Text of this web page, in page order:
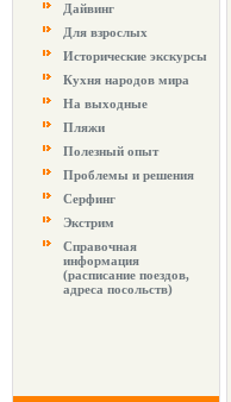
Дайвинг
Для взрослых
Исторические экскурсы
Кухня народов мира
На выходные
Пляжи
Полезный опыт
Проблемы и решения
Серфинг
Экстрим
Справочная
информация
(расписание поездов,
адреса посольств)